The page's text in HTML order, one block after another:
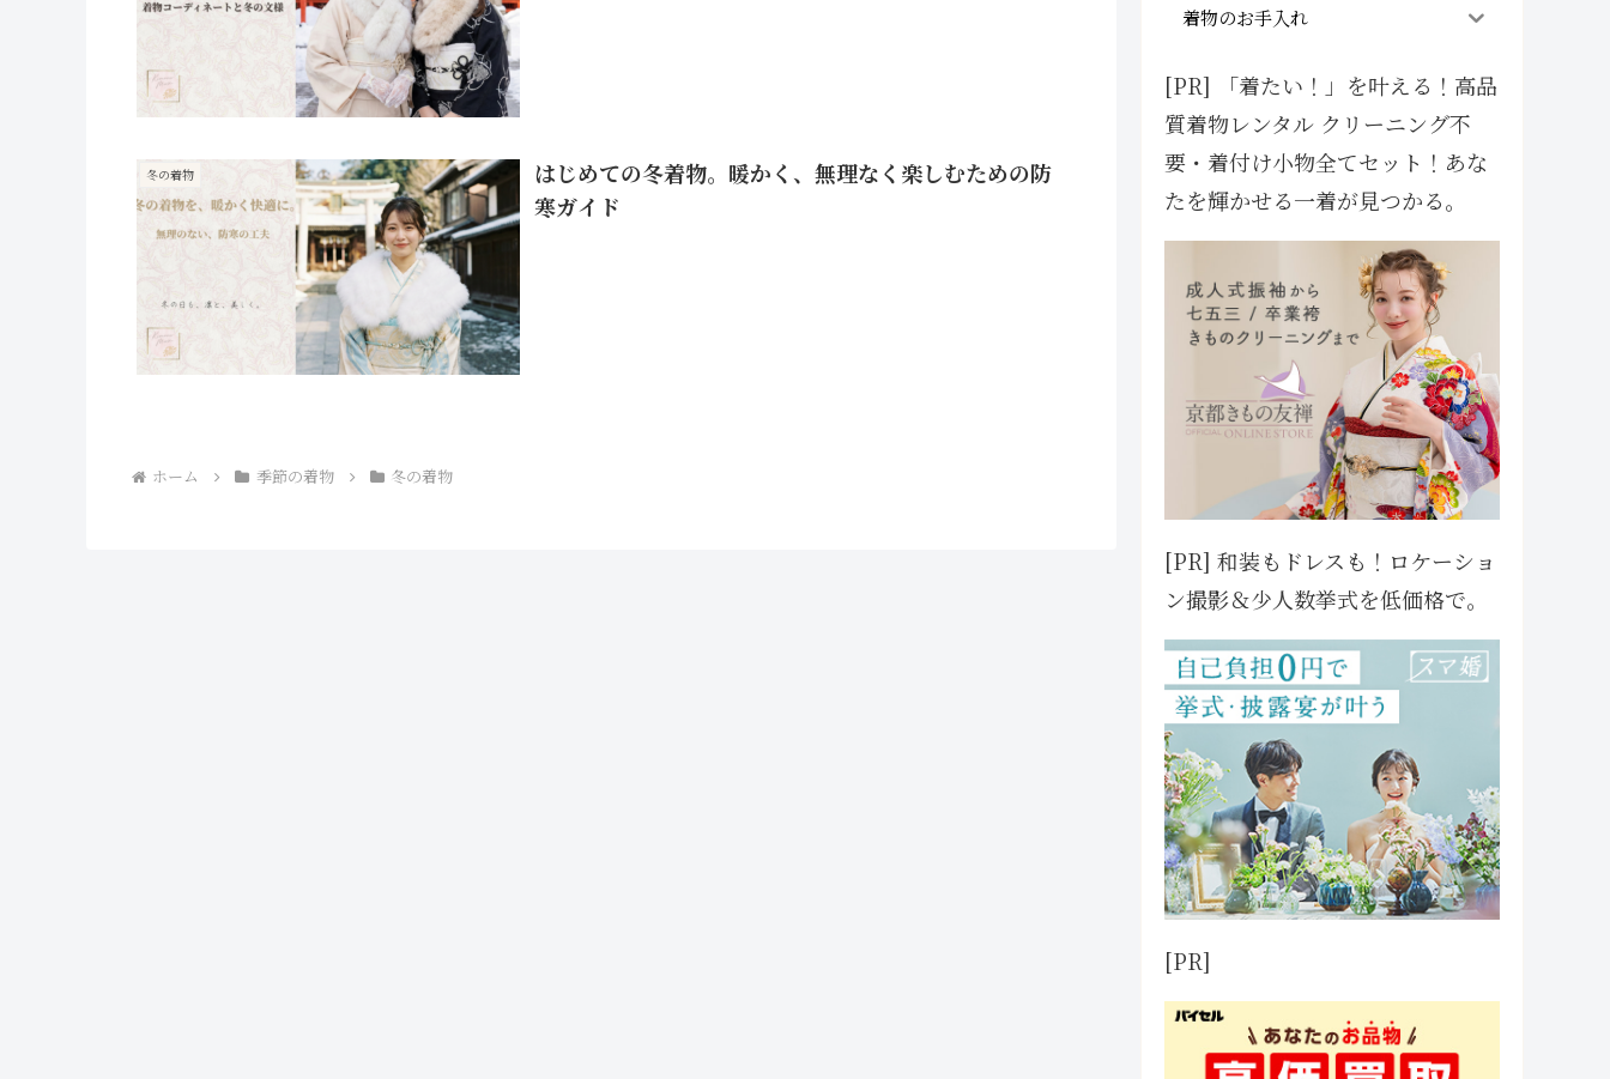
冬の着物
はじめての冬着物。暖かく、無理なく楽しむための防
寒ガイド
ホーム 季節の着物 冬の着物
着物のお手入れ
[PR] 「着たい！」を叶える！高品
質着物レンタル クリーニング不
要・着付け小物全てセット！あな
たを輝かせる一着が見つかる。
[PR] 和装もドレスも！ロケーショ
ン撮影＆少人数挙式を低価格で。
[PR]